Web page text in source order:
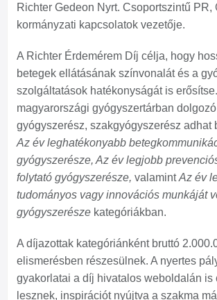
Richter Gedeon Nyrt. Csoportszintű PR,
kormányzati kapcsolatok vezetője.
A Richter Érdemérem Díj célja, hogy
betegek ellátásának színvonalát és a
szolgáltatások hatékonyságát is
magyarországi gyógyszertárban
gyógyszerész, szakgyógyszerész adhat
Az év leghatékonyabb
gyógyszerésze, Az év legjobb
folytató gyógyszerésze, valamintAz év
tudományos vagy innovációs munkáját
gyógyszerésze kategóriákban.
A díjazottak kategóriánként bruttó
elismerésben részesülnek. A nyertes
gyakorlatai a díj hivatalos weboldalán is
lesznek, inspirációt nyújtva a szakma